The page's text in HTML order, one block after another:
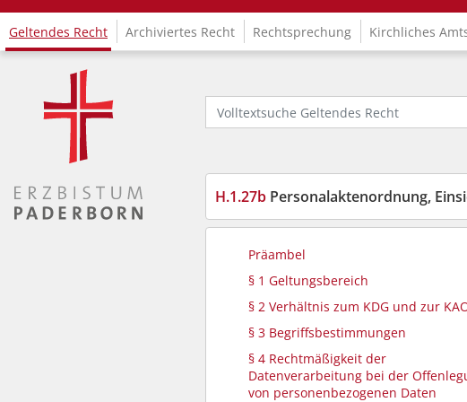
Logo Fachinformationssystem Kirchenrecht
Geltendes Recht Archiviertes Recht Rechtsprechung Kirchliches
Volltextsuche Geltendes Recht
H.1.27b Personalaktenordnung,
Präambel
§ 1 Geltungsbereich
§ 2 Verhältnis zum KDG und zur
§ 3 Begriffsbestimmungen
§ 4 Rechtmäßigkeit der
Datenverarbeitung bei der
von personenbezogenen Daten